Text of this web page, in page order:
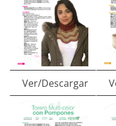
Ver/Descargar